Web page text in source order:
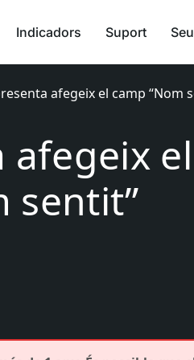
Indicadors Suport
afegeix el camp “Nom
afegeix el
sentit”